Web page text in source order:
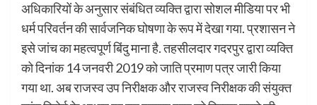
अधिकारियों के अनुसार संबंधित व्यक्ति द्वारा सोशल मीडिया पर भी
धर्म परिवर्तन की सार्वजनिक घोषणा के रूप में देखा गया. प्रशासन ने
इसे जांच का महत्वपूर्ण बिंदु माना है. तहसीलदार गदरपुर द्वारा व्यक्ति
को दिनांक 14 जनवरी 2019 को जाति प्रमाण पत्र जारी किया
गया था. अब राजस्व उप निरीक्षक और राजस्व निरीक्षक की संयुक्त